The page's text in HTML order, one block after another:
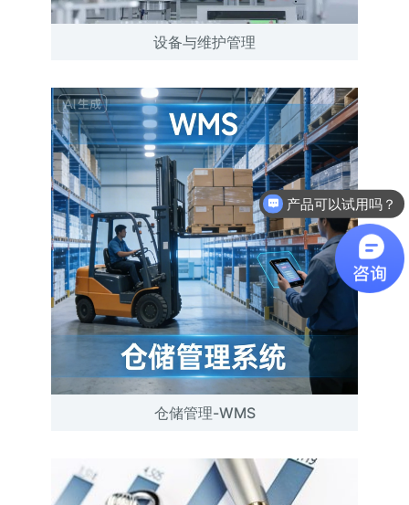
设备与维护管理
仓储管理-WMS
产品可以试用吗？
软件有折扣吗？